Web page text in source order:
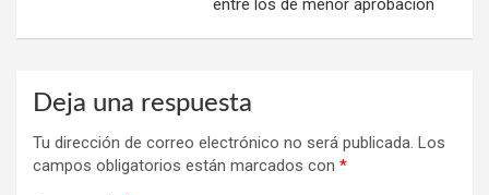
entre los de menor aprobación
Deja una respuesta
Tu dirección de correo electrónico no será publicada. Los
campos obligatorios están marcados con *